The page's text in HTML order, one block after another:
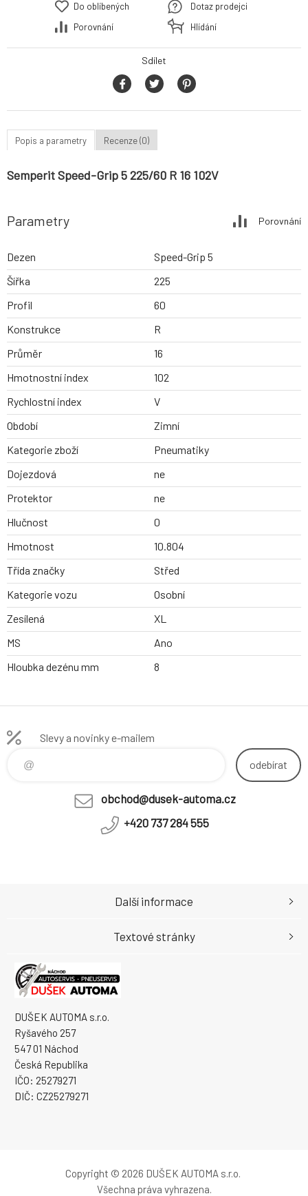
Do oblíbených
Porovnání
Dotaz prodejci
Hlídání
Sdílet
Popis a parametry Recenze (0)
Semperit Speed-Grip 5 225/60 R 16 102V
Parametry Porovnání
Dezen
Speed-Grip 5
Šířka
225
Profil
60
Konstrukce
R
Průměr
16
Hmotnostní index
102
Rychlostní index
V
Období
Zimní
Kategorie zboží
Pneumatiky
Dojezdová
ne
Protektor
ne
Hlučnost
0
Hmotnost
10.804
Třída značky
Střed
Kategorie vozu
Osobní
Zesílená
XL
MS
Ano
Hloubka dezénu mm
8
Slevy a novinky e-mailem
odebírat
obchod@dusek-automa.cz
+420 737 284 555
DUŠEK AUTOMA s.r.o.
Ryšavého 257
547 01 Náchod
Česká Republika
IČO: 25279271
DIČ: CZ25279271
Další informace
Textové stránky
Copyright © 2026 DUŠEK AUTOMA s.r.o.
Všechna práva vyhrazena.